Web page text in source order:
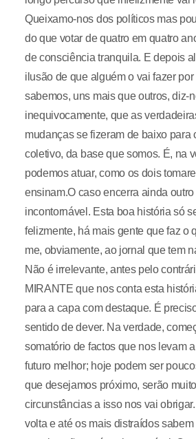
Queixamo-nos dos políticos mas
do que votar de quatro em quatro
de consciência tranquila. E depois
ilusão de que alguém o vai fazer por
sabemos, uns mais que outros, diz-
inequivocamente, que as
mudanças se fizeram de baixo para
coletivo, da base que somos. É, na
podemos atuar, como os dois
ensinam.O caso encerra ainda outro
incontornável. Esta boa história só
felizmente, há mais gente que faz o
me, obviamente, ao jornal que tem
Não é irrelevante, antes pelo
MIRANTE que nos conta esta
para a capa com destaque. É
sentido de dever. Na verdade,
somatório de factos que nos levam
futuro melhor; hoje podem ser
que desejamos próximo, serão
circunstâncias a isso nos vai
volta e até os mais distraídos